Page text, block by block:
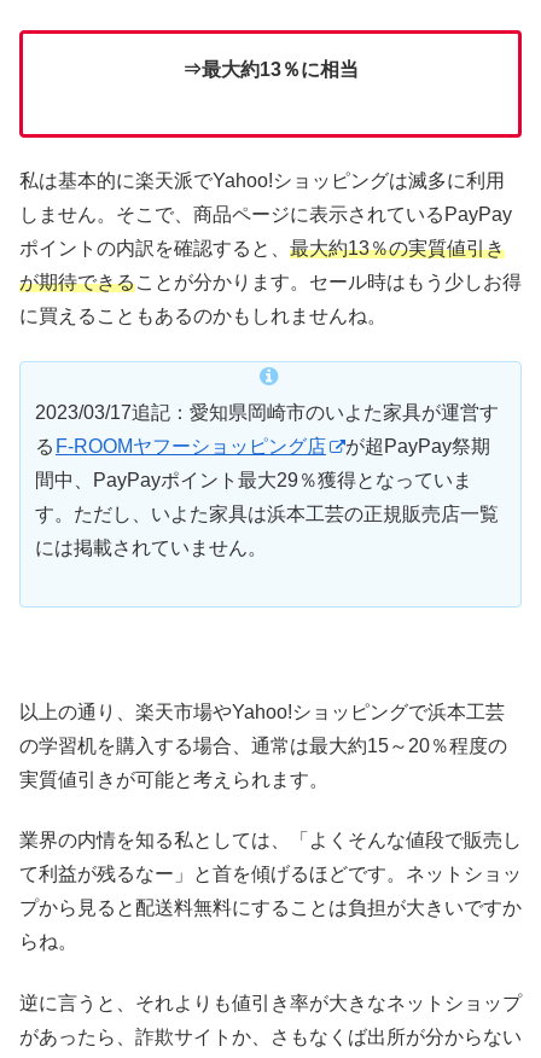
⇒最大約13％に相当
私は基本的に楽天派でYahoo!ショッピングは滅多に利用
しません。そこで、商品ページに表示されているPayPay
ポイントの内訳を確認すると、 最大約13％の実質値引き
が期待できることが分かります。セール時はもう少しお得
に買えることもあるのかもしれませんね。
2023/03/17追記：愛知県岡崎市のいよた家具が運営す
る F-ROOMヤフーショッピング店
が超PayPay祭期
間中、PayPayポイント最大29％獲得となっていま
す。ただし、いよた家具は浜本工芸の正規販売店一覧
には掲載されていません。
以上の通り、楽天市場やYahoo!ショッピングで浜本工芸
の学習机を購入する場合、通常は最大約15～20％程度の
実質値引きが可能と考えられます。
業界の内情を知る私としては、「よくそんな値段で販売し
て利益が残るなー」と首を傾げるほどです。ネットショッ
プから見ると配送料無料にすることは負担が大きいですか
らね。
逆に言うと、それよりも値引き率が大きなネットショップ
があったら、詐欺サイトか、さもなくば出所が分からない